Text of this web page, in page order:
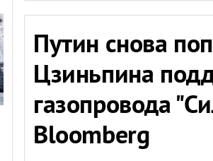
Путин снова
Цзиньпина
газопровода
Bloomberg